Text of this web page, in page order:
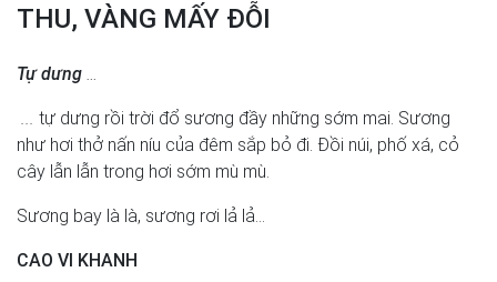
THU, VÀNG MẤY ĐỖI
Tựdưng
tự dưng rồi trời đổ sương đầy những sớm mai. Sương
như hơi thở nấn níu của đêm sắp bỏ đi. Đồi núi, phố xá, cỏ
cây lẫn lẫn trong hơi sớm mù mù.
Sương bay là là, sương rơi lả lả...
CAO VI KHANH